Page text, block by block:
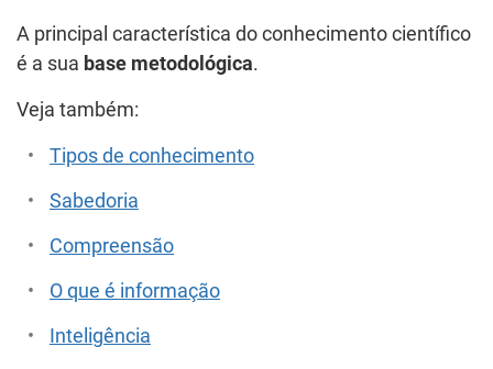
A principal característica do conhecimento científico
é a sua base metodológica.
Veja também:
Tipos de conhecimento
Sabedoria
Compreensão
O que é informação
Inteligência